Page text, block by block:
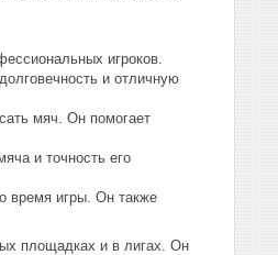
игроков.
и отличную
мяч. Он помогает
и точность его
время игры. Он также
площадках и в лигах. Он